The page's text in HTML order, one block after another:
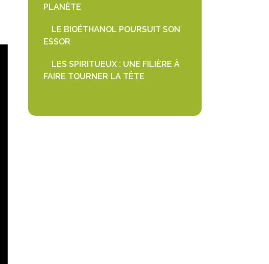
PLANÈTE
LE BIOÉTHANOL POURSUIT SON
ESSOR
LES SPIRITUEUX : UNE FILIÈRE À
FAIRE TOURNER LA TÊTE